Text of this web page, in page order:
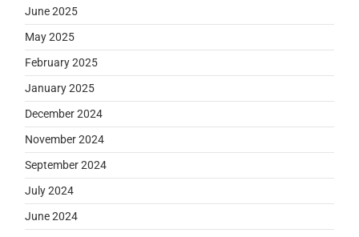
June 2025
May 2025
February 2025
January 2025
December 2024
November 2024
September 2024
July 2024
June 2024